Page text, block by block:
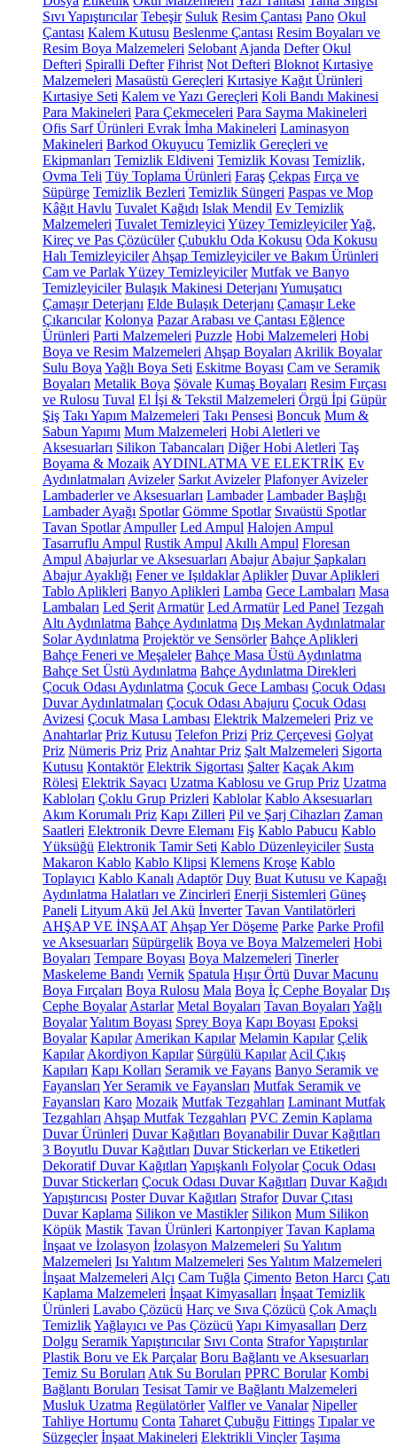
Sıvı Yapıştırıcılar Tebeşir Suluk Resim Çantası Pano Okul
Çantası Kalem Kutusu Beslenme Çantası Resim Boyaları ve
Resim Boya Malzemeleri Selobant Ajanda Defter Okul
Defteri Spiralli Defter Fihrist Not Defteri Bloknot Kırtasiye
Malzemeleri Masaüstü Gereçleri Kırtasiye Kağıt Ürünleri
Kırtasiye Seti Kalem ve Yazı Gereçleri Koli Bandı Makinesi
Para Makineleri Para Çekmeceleri Para Sayma Makineleri
Ofis Sarf Ürünleri Evrak İmha Makineleri Laminasyon
Makineleri Barkod Okuyucu Temizlik Gereçleri ve
Ekipmanları Temizlik Eldiveni Temizlik Kovası Temizlik,
Ovma Teli Tüy Toplama Ürünleri Faraş Çekpas Fırça ve
Süpürge Temizlik Bezleri Temizlik Süngeri Paspas ve Mop
Kâğıt Havlu Tuvalet Kağıdı Islak Mendil Ev Temizlik
Malzemeleri Tuvalet Temizleyici Yüzey TemizleyicilerYağ,
Kireç ve Pas Çözücüler Çubuklu Oda Kokusu Oda Kokusu
Halı Temizleyiciler Ahşap Temizleyiciler ve Bakım Ürünleri
Cam ve Parlak Yüzey Temizleyiciler Mutfak ve Banyo
Temizleyiciler Bulaşık Makinesi Deterjanı Yumuşatıcı
Çamaşır Deterjanı Elde Bulaşık Deterjanı Çamaşır Leke
Çıkarıcılar Kolonya Pazar Arabası ve Çantası Eğlence
Ürünleri Parti Malzemeleri Puzzle Hobi Malzemeleri Hobi
Boya ve Resim Malzemeleri Ahşap Boyaları Akrilik Boyalar
Sulu Boya Yağlı Boya Seti Eskitme Boyası Cam ve Seramik
Boyaları Metalik Boya Şövale Kumaş Boyaları Resim Fırçası
ve Rulosu Tuval El İşi & Tekstil Malzemeleri Örgü İpi Güpür
Şiş Takı Yapım Malzemeleri Takı Pensesi Boncuk Mum &
Sabun Yapımı Mum Malzemeleri Hobi Aletleri ve
Aksesuarları Silikon Tabancaları Diğer Hobi Aletleri Taş
Boyama & Mozaik AYDINLATMA VE ELEKTRİK Ev
Aydınlatmaları Avizeler Sarkıt Avizeler Plafonyer Avizeler
Lambaderler ve Aksesuarları Lambader Lambader Başlığı
Lambader Ayağı Spotlar Gömme Spotlar Sıvaüstü Spotlar
Tavan Spotlar Ampuller Led Ampul Halojen Ampul
Tasarruflu Ampul Rustik Ampul Akıllı Ampul Floresan
Ampul Abajurlar ve Aksesuarları Abajur Abajur Şapkaları
Abajur Ayaklığı Fener ve Işıldaklar Aplikler Duvar Aplikleri
Tablo Aplikleri Banyo Aplikleri Lamba Gece Lambaları Masa
Lambaları Led Şerit Armatür Led Armatür Led Panel Tezgah
Altı Aydınlatma Bahçe Aydınlatma Dış Mekan Aydınlatmalar
Solar Aydınlatma Projektör ve Sensörler Bahçe Aplikleri
Bahçe Feneri ve Meşaleler Bahçe Masa Üstü Aydınlatma
Bahçe Set Üstü Aydınlatma Bahçe Aydınlatma Direkleri
Çocuk Odası Aydınlatma Çocuk Gece Lambası Çocuk Odası
Duvar Aydınlatmaları Çocuk Odası Abajuru Çocuk Odası
Avizesi Çocuk Masa Lambası Elektrik Malzemeleri Priz ve
Anahtarlar Priz Kutusu Telefon Prizi Priz Çerçevesi Golyat
Priz Nümeris Priz Priz Anahtar Priz Şalt Malzemeleri Sigorta
Kutusu Kontaktör Elektrik Sigortası Şalter Kaçak Akım
Rölesi Elektrik Sayacı Uzatma Kablosu ve Grup Priz Uzatma
Kabloları Çoklu Grup Prizleri Kablolar Kablo Aksesuarları
Akım Korumalı Priz Kapı Zilleri Pil ve Şarj Cihazları Zaman
Saatleri Elektronik Devre Elemanı Fiş Kablo Pabucu Kablo
Yüksüğü Elektronik Tamir Seti Kablo Düzenleyiciler Susta
Makaron Kablo Kablo Klipsi Klemens Kroşe Kablo
Toplayıcı Kablo Kanalı Adaptör Duy Buat Kutusu ve Kapağı
Aydınlatma Halatları ve Zincirleri Enerji Sistemleri Güneş
Paneli Lityum Akü Jel Akü İnverter Tavan Vantilatörleri
AHŞAP VE İNŞAAT Ahşap Yer Döşeme Parke Parke Profil
ve Aksesuarları Süpürgelik Boya ve Boya Malzemeleri Hobi
Boyaları Tempare Boyası Boya Malzemeleri Tinerler
Maskeleme Bandı Vernik Spatula Hışır Örtü Duvar Macunu
Boya Fırçaları Boya Rulosu Mala Boya İç Cephe Boyalar Dış
Cephe Boyalar Astarlar Metal Boyaları Tavan Boyaları Yağlı
BoyalarYalıtım Boyası Sprey Boya Kapı Boyası Epoksi
Boyalar Kapılar Amerikan Kapılar Melamin Kapılar Çelik
Kapılar Akordiyon Kapılar Sürgülü Kapılar Acil Çıkış
Kapıları Kapı Kolları Seramik ve Fayans Banyo Seramik ve
Fayansları Yer Seramik ve Fayansları Mutfak Seramik ve
Fayansları Karo Mozaik Mutfak Tezgahları Laminant Mutfak
Tezgahları Ahşap Mutfak Tezgahları PVC Zemin Kaplama
Duvar Ürünleri Duvar Kağıtları Boyanabilir Duvar Kağıtları
3 Boyutlu Duvar Kağıtları Duvar Stickerları ve Etiketleri
Dekoratif Duvar Kağıtları Yapışkanlı Folyolar Çocuk Odası
Duvar Stickerları Çocuk Odası Duvar Kağıtları Duvar Kağıdı
Yapıştırıcısı Poster Duvar Kağıtları Strafor Duvar Çıtası
Duvar Kaplama Silikon ve Mastikler Silikon Mum Silikon
Köpük Mastik Tavan Ürünleri Kartonpiyer Tavan Kaplama
İnşaat ve İzolasyon İzolasyon Malzemeleri Su Yalıtım
Malzemeleri Isı Yalıtım Malzemeleri Ses Yalıtım Malzemeleri
İnşaat Malzemeleri Alçı Cam Tuğla Çimento Beton Harcı Çatı
Kaplama Malzemeleri İnşaat Kimyasalları İnşaat Temizlik
Ürünleri Lavabo Çözücü Harç ve Sıva Çözücü Çok Amaçlı
TemizlikYağlayıcı ve Pas Çözücü Yapı Kimyasalları Derz
Dolgu Seramik Yapıştırıcılar Sıvı Conta Strafor Yapıştırılar
Plastik Boru ve Ek Parçalar Boru Bağlantı ve Aksesuarları
Temiz Su Boruları Atık Su Boruları PPRC Borular Kombi
Bağlantı Boruları Tesisat Tamir ve Bağlantı Malzemeleri
Musluk Uzatma Regülatörler Valfler ve Vanalar Nipeller
Tahliye Hortumu Conta Taharet Çubuğu Fittings Tıpalar ve
Süzgeçler İnşaat Makineleri Elektrikli Vinçler Taşıma